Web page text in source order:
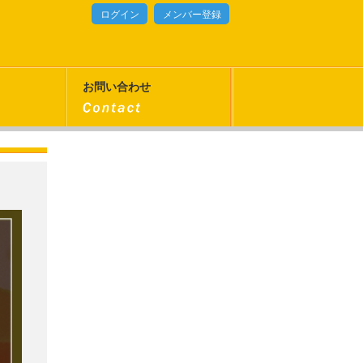
ログイン メンバー登録
お問い合わせ